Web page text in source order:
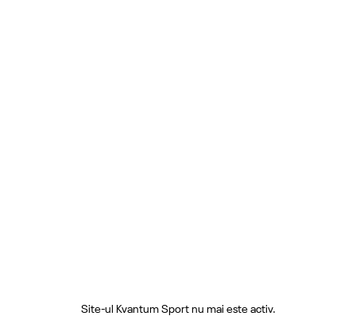
Site-ul Kvantum Sport nu mai este activ.